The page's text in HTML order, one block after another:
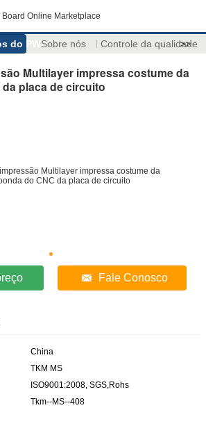
Board Online Marketplace
do PWBSobre nós Controle da qualidade
>>
Multilayer impressa costume da
placa de circuito
Fale Conosco
China
TKM MS
ISO9001:2008, SGS,Rohs
Tkm--MS--408